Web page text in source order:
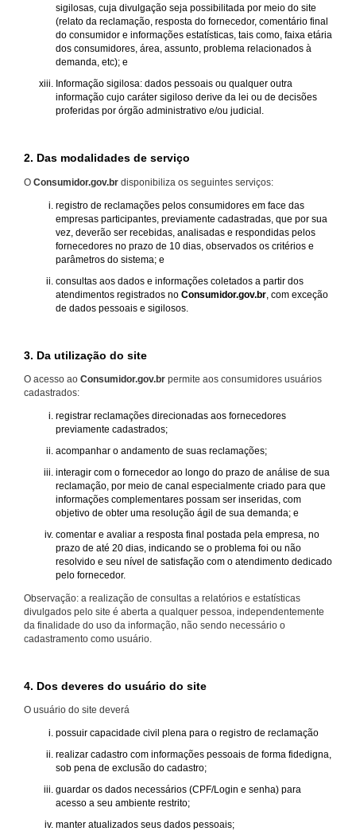
sigilosas, cuja divulgação seja possibilitada por meio do site
(relato da reclamação, resposta do fornecedor, comentário final
do consumidor e informações estatísticas, tais como, faixa etária
dos consumidores, área, assunto, problema relacionados à
demanda, etc); e
Informação sigilosa: dados pessoais ou qualquer outra
informação cujo caráter sigiloso derive da lei ou de decisões
proferidas por órgão administrativo e/ou judicial.
2. Das modalidades de serviço
O Consumidor.gov.br disponibiliza os seguintes serviços:
registro de reclamações pelos consumidores em face das
empresas participantes, previamente cadastradas, que por sua
vez, deverão ser recebidas, analisadas e respondidas pelos
fornecedores no prazo de 10 dias, observados os critérios e
parâmetros do sistema; e
consultas aos dados e informações coletados a partir dos
atendimentos registrados no Consumidor.gov.br , com exceção
de dados pessoais e sigilosos.
3. Da utilização do site
O acesso ao Consumidor.gov.br permite aos consumidores usuários
cadastrados:
registrar reclamações direcionadas aos fornecedores
previamente cadastrados;
acompanhar o andamento de suas reclamações;
interagir com o fornecedor ao longo do prazo de análise de sua
reclamação, por meio de canal especialmente criado para que
informações complementares possam ser inseridas, com
objetivo de obter uma resolução ágil de sua demanda; e
comentar e avaliar a resposta final postada pela empresa, no
prazo de até 20 dias, indicando se o problema foi ou não
resolvido e seu nível de satisfação com o atendimento dedicado
pelo fornecedor.
Observação: a realização de consultas a relatórios e estatísticas
divulgados pelo site é aberta a qualquer pessoa, independentemente
da finalidade do uso da informação, não sendo necessário o
cadastramento como usuário.
4. Dos deveres do usuário do site
O usuário do site deverá
possuir capacidade civil plena para o registro de reclamação
realizar cadastro com informações pessoais de forma fidedigna,
sob pena de exclusão do cadastro;
guardar os dados necessários (CPF/Login e senha) para
acesso a seu ambiente restrito;
manter atualizados seus dados pessoais;